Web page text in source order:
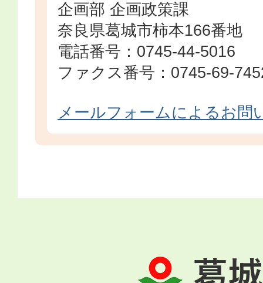
企画部 企画政策課
奈良県葛城市柿本166番地
電話番号：0745-44-5016
ファクス番号：0745-69-
メールフォームによるお問
葛